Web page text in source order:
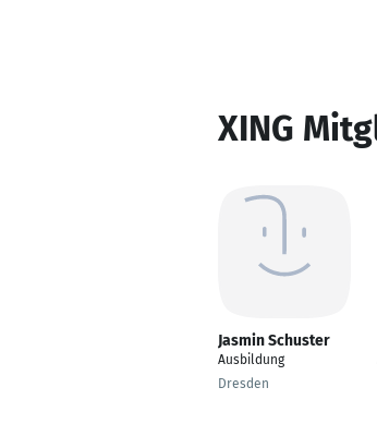
XING
Jasmin Schuster
Ausbildung
Dresden